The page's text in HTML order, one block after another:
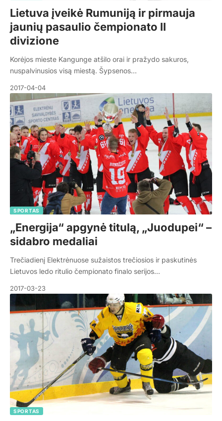
Lietuva įveikė Rumuniją ir pirmauja
jaunių pasaulio čempionato II
divizione
Korėjos mieste Kangunge atšilo orai ir pražydo sakuros,
nuspalvinusios visą miestą. Šypsenos…
2017-04-04
SPORTAS
„Energija“ apgynė titulą, „Juodupei“ –
sidabro medaliai
Trečiadienį Elektrėnuose sužaistos trečiosios ir paskutinės
Lietuvos ledo ritulio čempionato finalo serijos…
2017-03-23
SPORTAS